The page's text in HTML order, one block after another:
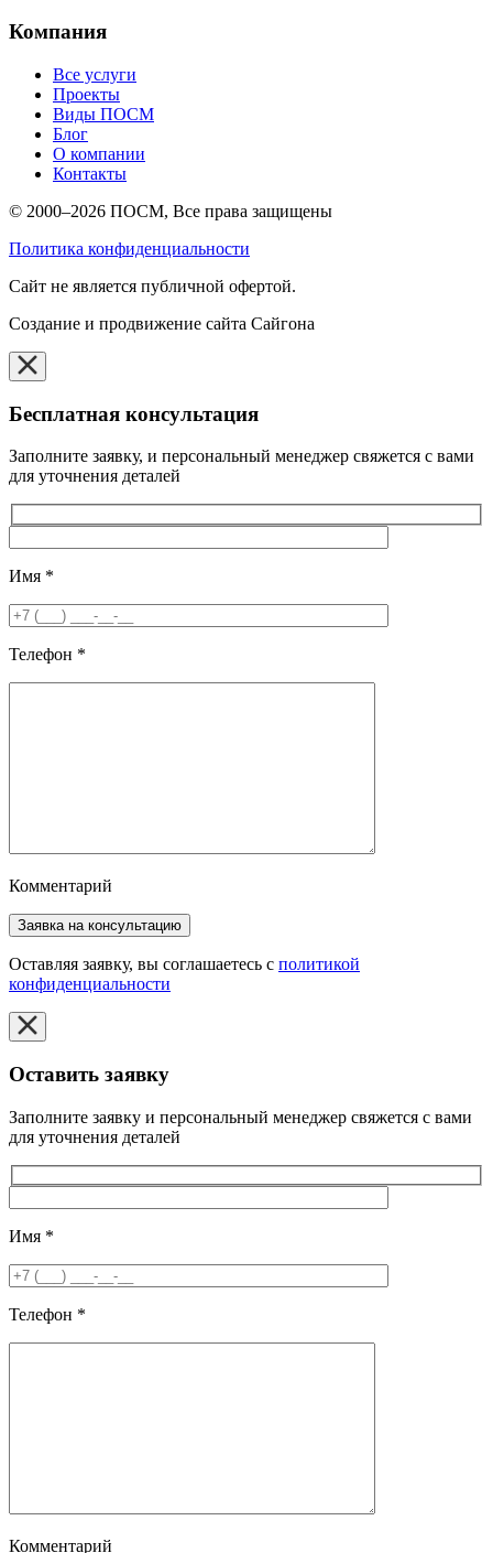
Компания
Все услуги
Проекты
Виды ПОСМ
Блог
О компании
Контакты
© 2000–2026 ПОСМ, Все права защищены
Политика конфиденциальности
Cайт не является публичной офертой.
Создание и продвижение сайта Сайгона
Бесплатная консультация
Заполните заявку, и персональный менеджер свяжется с вами
для уточнения деталей
Имя *
Телефон *
Комментарий
Оставляя заявку, вы соглашаетесь с политикой
конфиденциальности
Оставить заявку
Заполните заявку и персональный менеджер свяжется с вами
для уточнения деталей
Имя *
Телефон *
Комментарий